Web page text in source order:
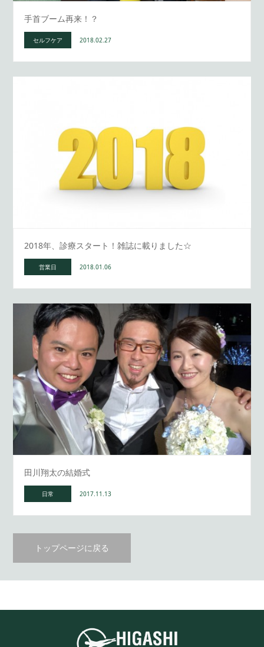
手首ブーム再来！？
セルフケア 2018.02.27
2018年、診療スタート！雑誌に載りました☆
営業日 2018.01.06
田川翔太の結婚式
日常 2017.11.13
トップページに戻る